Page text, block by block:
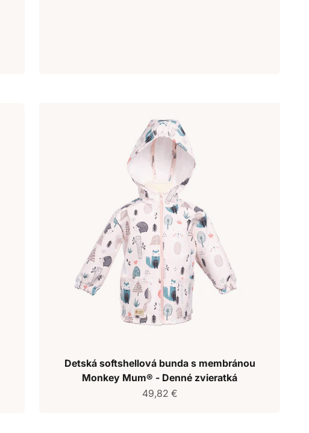
Detská softshellová bunda s membránou
Monkey Mum® - Denné zvieratká
Predajná cena
49,82 €